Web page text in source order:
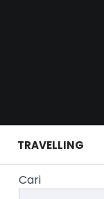
TRAVELLING
Cari